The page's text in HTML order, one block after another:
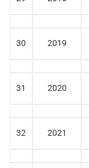
30 2019
31 2020
32 2021